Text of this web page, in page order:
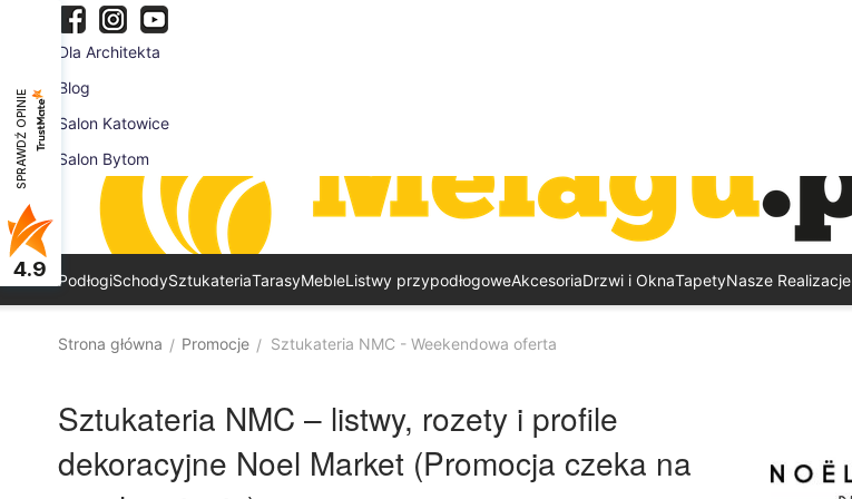
Dla Architekta
Blog
Salon Katowice
Salon Bytom
PodłogiSchodySztukateriaTarasyMebleListwy przypodłogoweAkcesoriaDrzwi i OknaTapetyNasze Realizacje
Strona główna / Promocje / Sztukateria NMC - Weekendowa oferta
Sztukateria NMC – listwy, rozety i profile
dekoracyjne Noel Market (Promocja czeka na
SPRAWDŹ OPINIE
4.9